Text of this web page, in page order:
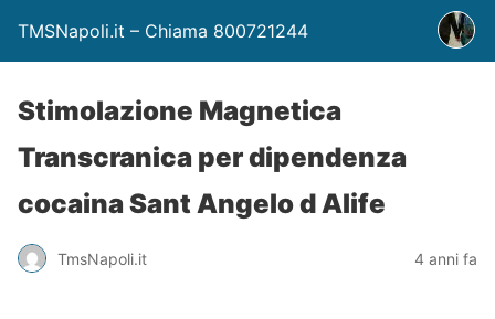
TMSNapoli.it – Chiama 800721244
Stimolazione Magnetica
Transcranica per dipendenza
cocaina Sant Angelo d Alife
TmsNapoli.it 4 anni fa